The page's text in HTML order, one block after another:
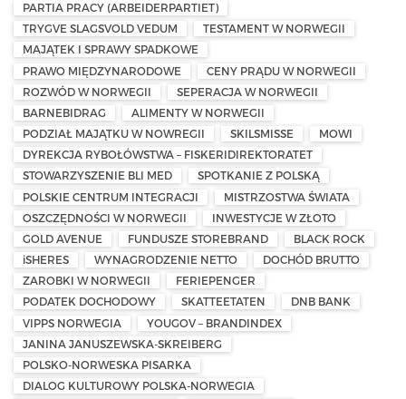
PARTIA PRACY (ARBEIDERPARTIET)
TRYGVE SLAGSVOLD VEDUM
TESTAMENT W NORWEGII
MAJĄTEK I SPRAWY SPADKOWE
PRAWO MIĘDZYNARODOWE
CENY PRĄDU W NORWEGII
ROZWÓD W NORWEGII
SEPERACJA W NORWEGII
BARNEBIDRAG
ALIMENTY W NORWEGII
PODZIAŁ MAJĄTKU W NOWREGII
SKILSMISSE
MOWI
DYREKCJA RYBOŁÓWSTWA – FISKERIDIREKTORATET
STOWARZYSZENIE BLI MED
SPOTKANIE Z POLSKĄ
POLSKIE CENTRUM INTEGRACJI
MISTRZOSTWA ŚWIATA
OSZCZĘDNOŚCI W NORWEGII
INWESTYCJE W ZŁOTO
GOLD AVENUE
FUNDUSZE STOREBRAND
BLACK ROCK
iSHERES
WYNAGRODZENIE NETTO
DOCHÓD BRUTTO
ZAROBKI W NORWEGII
FERIEPENGER
PODATEK DOCHODOWY
SKATTEETATEN
DNB BANK
VIPPS NORWEGIA
YOUGOV – BRANDINDEX
JANINA JANUSZEWSKA-SKREIBERG
POLSKO-NORWESKA PISARKA
DIALOG KULTUROWY POLSKA-NORWEGIA